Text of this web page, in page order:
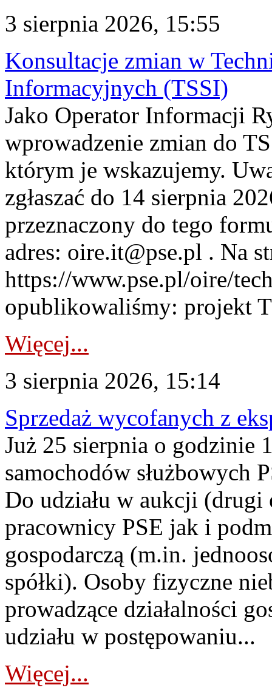
3 sierpnia 2026, 15:55
Konsultacje zmian w
Informacyjnych (TSSI)
Jako Operator Informacji
wprowadzenie zmian do
którym je wskazujemy.
zgłaszać do 14 sierpnia
przeznaczony do tego
adres: oire.it@pse.pl . Na
https://www.pse.pl/oire/
opublikowaliśmy: projekt
Więcej...
3 sierpnia 2026, 15:14
Sprzedaż wycofanych z
Już 25 sierpnia o godzinie
samochodów służbowych
Do udziału w aukcji (drugi
pracownicy PSE jak i
gospodarczą (m.in.
spółki). Osoby fizyczne
prowadzące działalności
udziału w postępowaniu...
Więcej...